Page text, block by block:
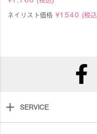
ネイリスト価格 ¥1540 (税
SERVICE